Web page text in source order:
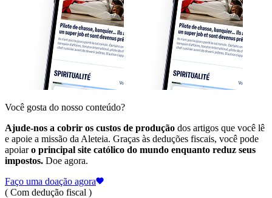
Você gosta do nosso conteúdo?
Ajude-nos a cobrir os custos de produção dos artigos que você lê
e apoie a missão da Aleteia. Graças às deduções fiscais, você pode
apoiaro principal site católico do mundo enquanto reduz seus
impostos. Doe agora.
Faço uma doação agora
( Com dedução fiscal )